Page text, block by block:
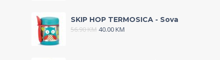
SKIP HOP TERMOSICA - Sova
56.90KM 40.00KM